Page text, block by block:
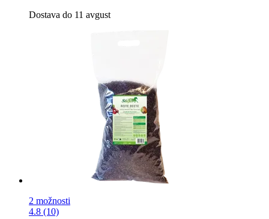
Dostava do 11 avgust
2 možnosti
4.8 (10)